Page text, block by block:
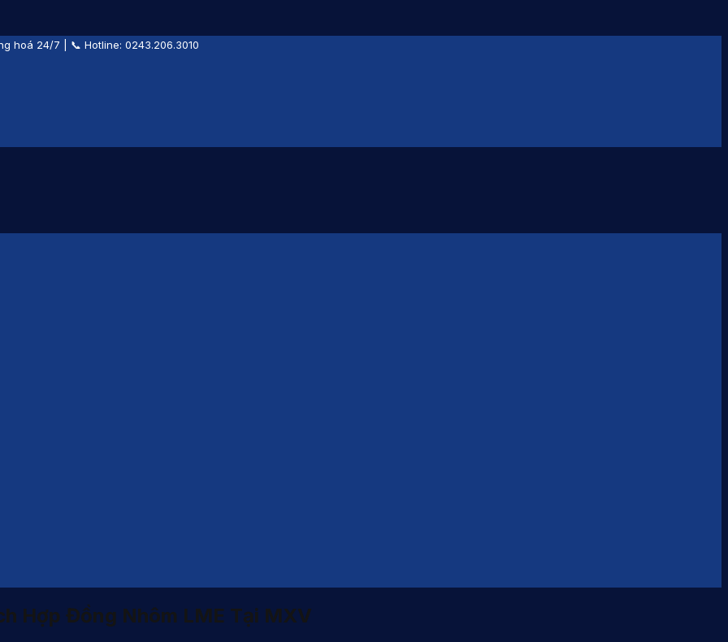
hoá 24/7 | 📞 Hotline: 0243.206.3010
Hợp Đồng Nhôm LME Tại MXV